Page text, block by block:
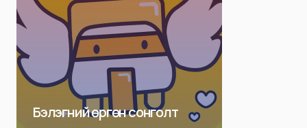
Бэлэгний өргөн сонголт